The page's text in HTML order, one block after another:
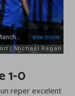
1-0
reper excelent